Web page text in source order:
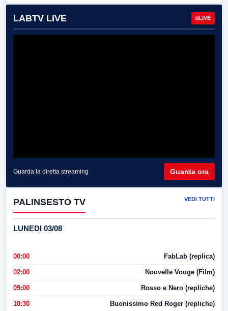
LABTV LIVE LIVE
Guarda la diretta streaming Guarda ora
PALINSESTO TV VEDI TUTTI
LUNEDI 03/08
00:00 FabLab (replica)
02:00 Nouvelle Vouge (Film)
09:00 Rosso e Nero (repliche)
10:30 Buonissimo Red Roger (repliche)